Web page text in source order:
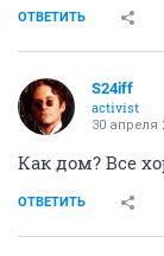
ОТВЕТИТЬ
S24iff
activist
30 апреля
Как дом? Все
ОТВЕТИТЬ